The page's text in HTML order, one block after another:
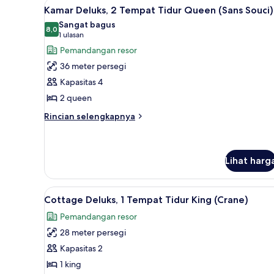
1
Tempat
Tidur
King
(Clubhouse
Parlor)
Lihat
semua
foto
untuk
Kamar
Deluks,
2
Tempat
Tidur
8
Kamar Deluks, 2 Tempat Tidur Queen (Sans Souci)
8,08,0 dari 10
Sangat bagus
1 ulasan
(1
ulasan)
Pemandangan resor
36 meter persegi
Kapasitas 4
2 queen
Rincian selengkapnya
Rincian
Deluks,
Tempat
Tidur
Queen
(Sans
Souci)
Lihat
Lihat
semua
foto
untuk
Cottage
Deluks,
Cottage Deluks, 1 Tempat
7
Cottage Deluks, 1 Tempat Tidur King (Crane)
Pemandangan resor
28 meter persegi
Kapasitas 2
1 king